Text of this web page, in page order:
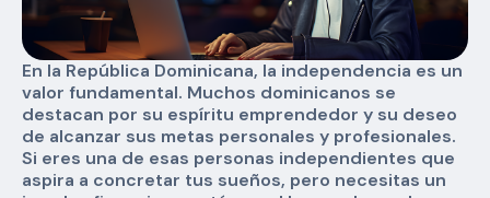
En la República Dominicana, la independencia es un
valor fundamental. Muchos dominicanos se
destacan por su espíritu emprendedor y su deseo
de alcanzar sus metas personales y profesionales.
Si eres una de esas personas independientes que
aspira a concretar tus sueños, pero necesitas un